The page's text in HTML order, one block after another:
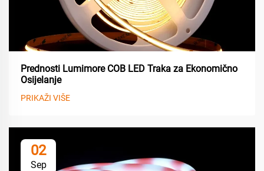
Prednosti Lumimore COB LED Traka za Ekonomično
Osijelanje
PRIKAŽI VIŠE
02
Sep